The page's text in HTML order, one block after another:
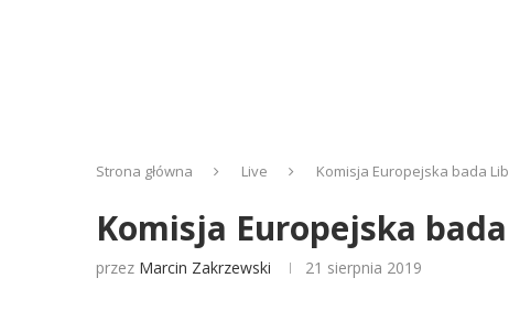
Strona główna Live Komisja Europejska bada
Komisja Europejska
przez Marcin Zakrzewski 21 sierpnia 2019